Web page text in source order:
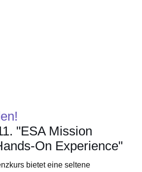
"ESA Mission
On Experience"
bietet eine seltene